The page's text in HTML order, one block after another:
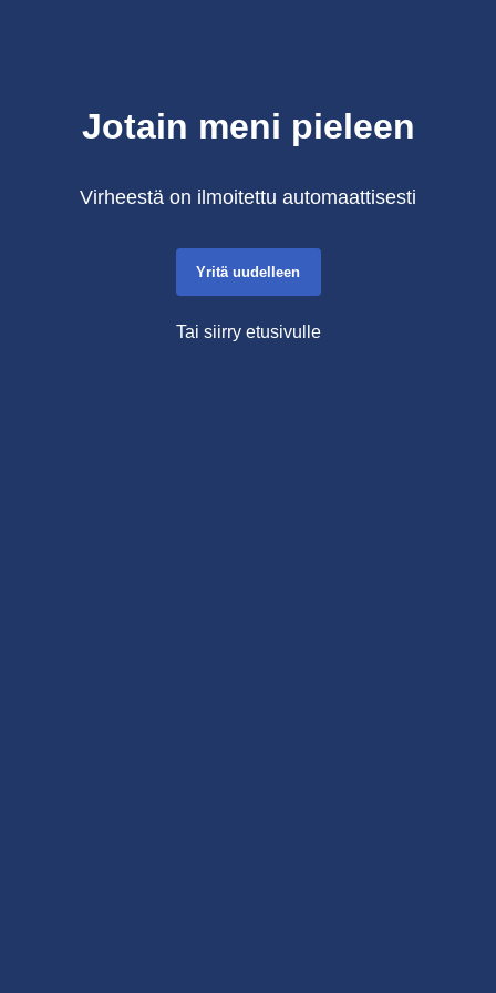
Jotain meni pieleen
Virheestä on ilmoitettu automaattisesti
Yritä uudelleen
Tai siirry etusivulle